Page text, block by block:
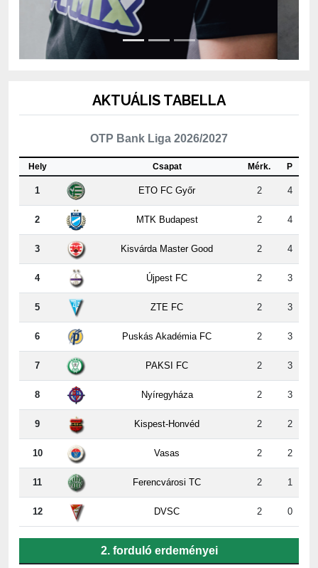
OTP Bank Liga 2026/2027
Csapat
1 ETO FC Győr 2 4
2 MTK Budapest 2 4
3 Kisvárda Master Good 2 4
4 Újpest FC 2 3
5 ZTE FC 2 3
6 Puskás Akadémia FC 2 3
7 PAKSI FC 2 3
8 Nyíregyháza 2 3
9 Kispest-Honvéd 2 2
10 Vasas 2 2
11 Ferencvárosi TC 2 1
12 DVSC 2 0
ZTE - Paks